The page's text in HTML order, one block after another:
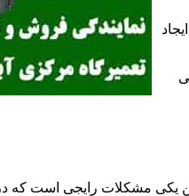
مشکلات رایجی است که در